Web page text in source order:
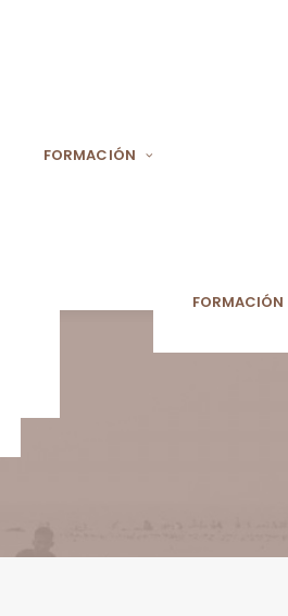
FORMACIÓN
FORMACIÓN